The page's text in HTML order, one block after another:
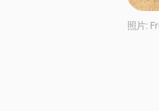
照片: